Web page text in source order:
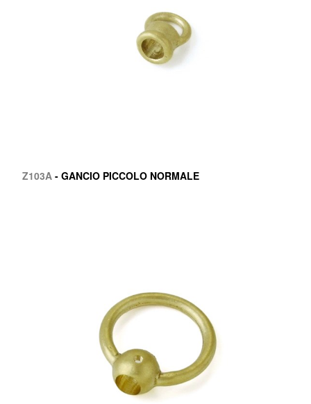
Z103A- GANCIO PICCOLO NORMALE